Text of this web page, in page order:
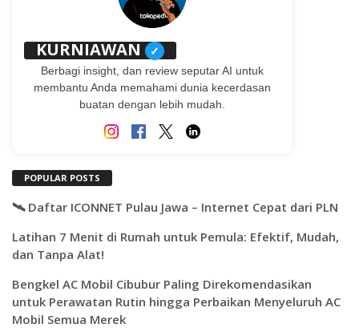
KURNIAWAN ✓
Berbagi insight, dan review seputar AI untuk
membantu Anda memahami dunia kecerdasan
buatan dengan lebih mudah.
POPULAR POSTS
🛰️ Daftar ICONNET Pulau Jawa – Internet Cepat dari PLN
Latihan 7 Menit di Rumah untuk Pemula: Efektif, Mudah,
dan Tanpa Alat!
Bengkel AC Mobil Cibubur Paling Direkomendasikan
untuk Perawatan Rutin hingga Perbaikan Menyeluruh AC
Mobil Semua Merek